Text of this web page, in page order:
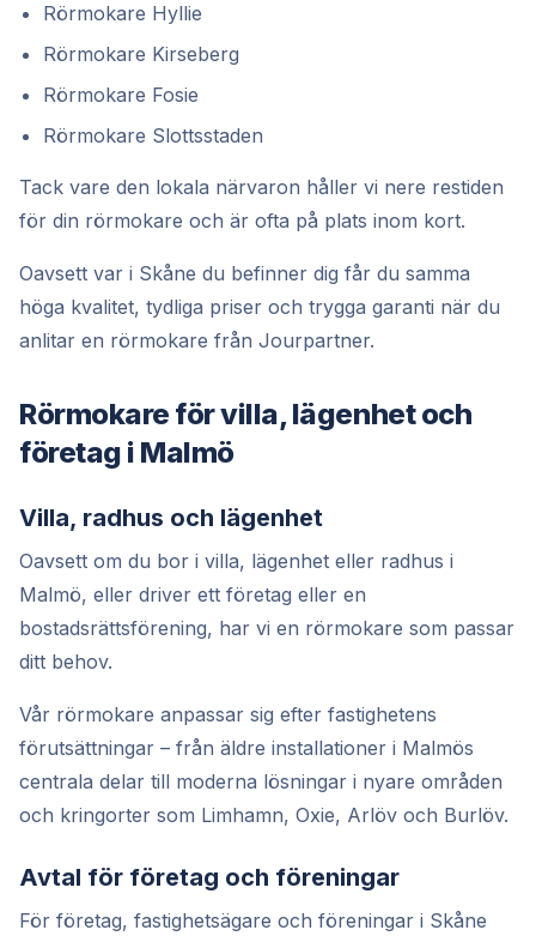
Rörmokare Hyllie
Rörmokare Kirseberg
Rörmokare Fosie
Rörmokare Slottsstaden
Tack vare den lokala närvaron håller vi nere restiden
för din rörmokare och är ofta på plats inom kort.
Oavsett var i Skåne du befinner dig får du samma
höga kvalitet, tydliga priser och trygga garanti när du
anlitar en rörmokare från Jourpartner.
Rörmokare för villa, lägenhet och
företag i Malmö
Villa, radhus och lägenhet
Oavsett om du bor i villa, lägenhet eller radhus i
Malmö, eller driver ett företag eller en
bostadsrättsförening, har vi en rörmokare som passar
ditt behov.
Vår rörmokare anpassar sig efter fastighetens
förutsättningar – från äldre installationer i Malmös
centrala delar till moderna lösningar i nyare områden
och kringorter som Limhamn, Oxie, Arlöv och Burlöv.
Avtal för företag och föreningar
För företag, fastighetsägare och föreningar i Skåne